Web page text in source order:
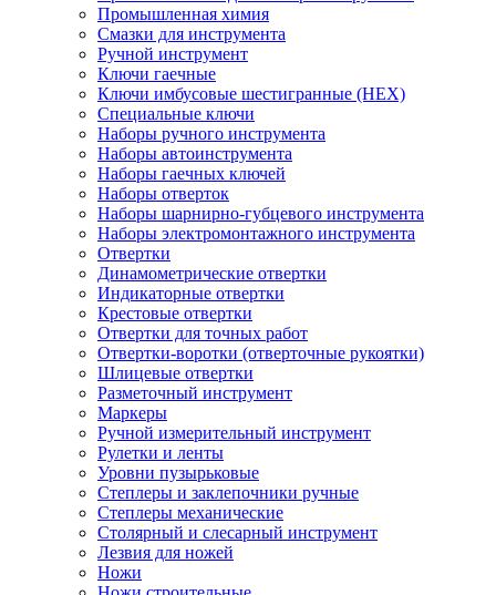
Промышленная химия
Смазки для инструмента
Ручной инструмент
Ключи гаечные
Ключи имбусовые шестигранные (HEX)
Специальные ключи
Наборы ручного инструмента
Наборы автоинструмента
Наборы гаечных ключей
Наборы отверток
Наборы шарнирно-губцевого инструмента
Наборы электромонтажного инструмента
Отвертки
Динамометрические отвертки
Индикаторные отвертки
Крестовые отвертки
Отвертки для точных работ
Отвертки-воротки (отверточные рукоятки)
Шлицевые отвертки
Разметочный инструмент
Маркеры
Ручной измерительный инструмент
Рулетки и ленты
Уровни пузырьковые
Степлеры и заклепочники ручные
Степлеры механические
Столярный и слесарный инструмент
Лезвия для ножей
Ножи